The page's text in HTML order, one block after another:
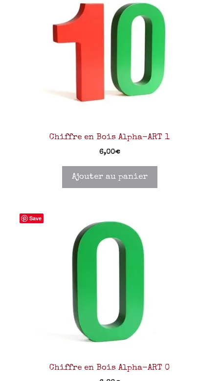
Chiffre en Bois Alpha-ART 1
6,00€
Ajouter au panier
Save
Chiffre en Bois Alpha-ART 0